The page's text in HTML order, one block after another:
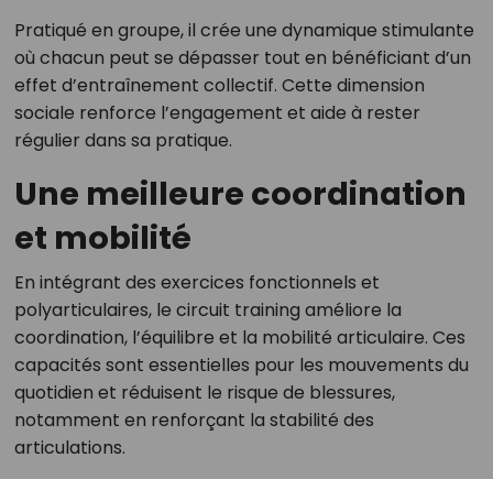
Pratiqué en groupe, il crée une dynamique stimulante
où chacun peut se dépasser tout en bénéficiant d’un
effet d’entraînement collectif. Cette dimension
sociale renforce l’engagement et aide à rester
régulier dans sa pratique.
Une meilleure coordination
et mobilité
En intégrant des exercices fonctionnels et
polyarticulaires, le circuit training améliore la
coordination, l’équilibre et la mobilité articulaire. Ces
capacités sont essentielles pour les mouvements du
quotidien et réduisent le risque de blessures,
notamment en renforçant la stabilité des
articulations.